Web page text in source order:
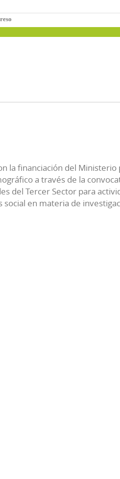
la financiación del Ministerio
a través de la
del Tercer Sector para
social en materia de